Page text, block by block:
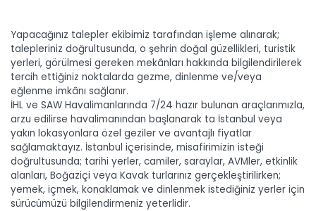
Yapacağınız talepler ekibimiz tarafından işleme alınarak;
talepleriniz doğrultusunda, o şehrin doğal güzellikleri, turistik
yerleri, görülmesi gereken mekânları hakkında bilgilendirilerek
tercih ettiğiniz noktalarda gezme, dinlenme ve/veya
eğlenme imkânı sağlanır.
İHL ve SAW Havalimanlarında 7/24 hazır bulunan araçlarımızla,
arzu edilirse havalimanından başlanarak ta İstanbul veya
yakın lokasyonlara özel geziler ve avantajlı fiyatlar
sağlamaktayız. İstanbul içerisinde, misafirimizin isteği
doğrultusunda; tarihi yerler, camiler, saraylar, AVMler, etkinlik
alanları, Boğaziçi veya Kavak turlarınız gerçekleştirilirken;
yemek, içmek, konaklamak ve dinlenmek istediğiniz yerler için
sürücümüzü bilgilendirmeniz yeterlidir.